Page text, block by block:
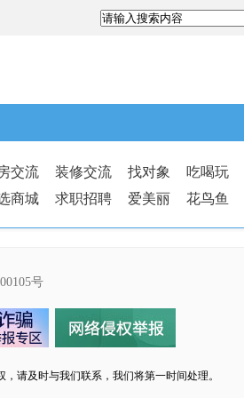
交流 装修交流 找对象 吃喝玩
商城 求职招聘 爱美丽 花鸟鱼
号
请及时与我们联系，我们将第一时间处理。